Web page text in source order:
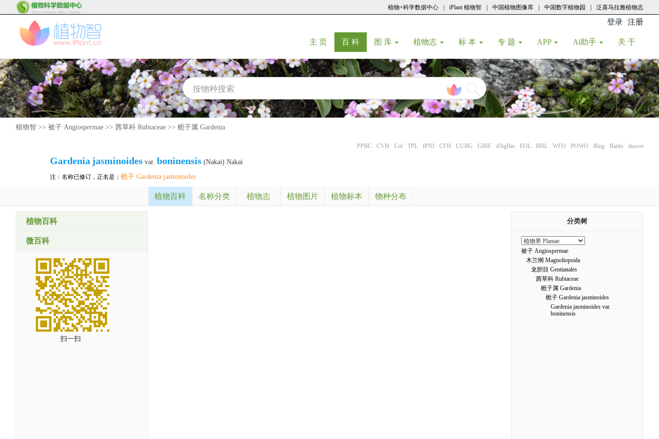
植物+科学数据中心 iPlant 植物智 中国植物图像库 中国数字植物园 泛喜马拉雅植物志
登录 注册
主 页(current)
百 科(current)
图 库 植物志 标 本 专 题 APP Ai助手 关 于
植物智 >> 被子 Angiospermae >> 茜草科 Rubiaceae >> 栀子属 Gardenia
PPBC CVH Col TPL IPNI CFH CUBG GBIF iDigBio EOL BHL WFO POWO Bing Baidu duocet
Gardenia jasminoides var. boninensis (Nakai) Nakai
注：名称已修订，正名是： 栀子 Gardenia jasminoides
植物百科 名称分类 植物志 植物图片 植物标本 物种分布
植物百科
微百科
扫一扫
分类树
被子 Angiospermae
木兰纲 Magnoliopsida
龙胆目 Gentianales
茜草科 Rubiaceae
栀子属 Gardenia
栀子 Gardenia jasminoides
Gardenia jasminoides var.
boninensis